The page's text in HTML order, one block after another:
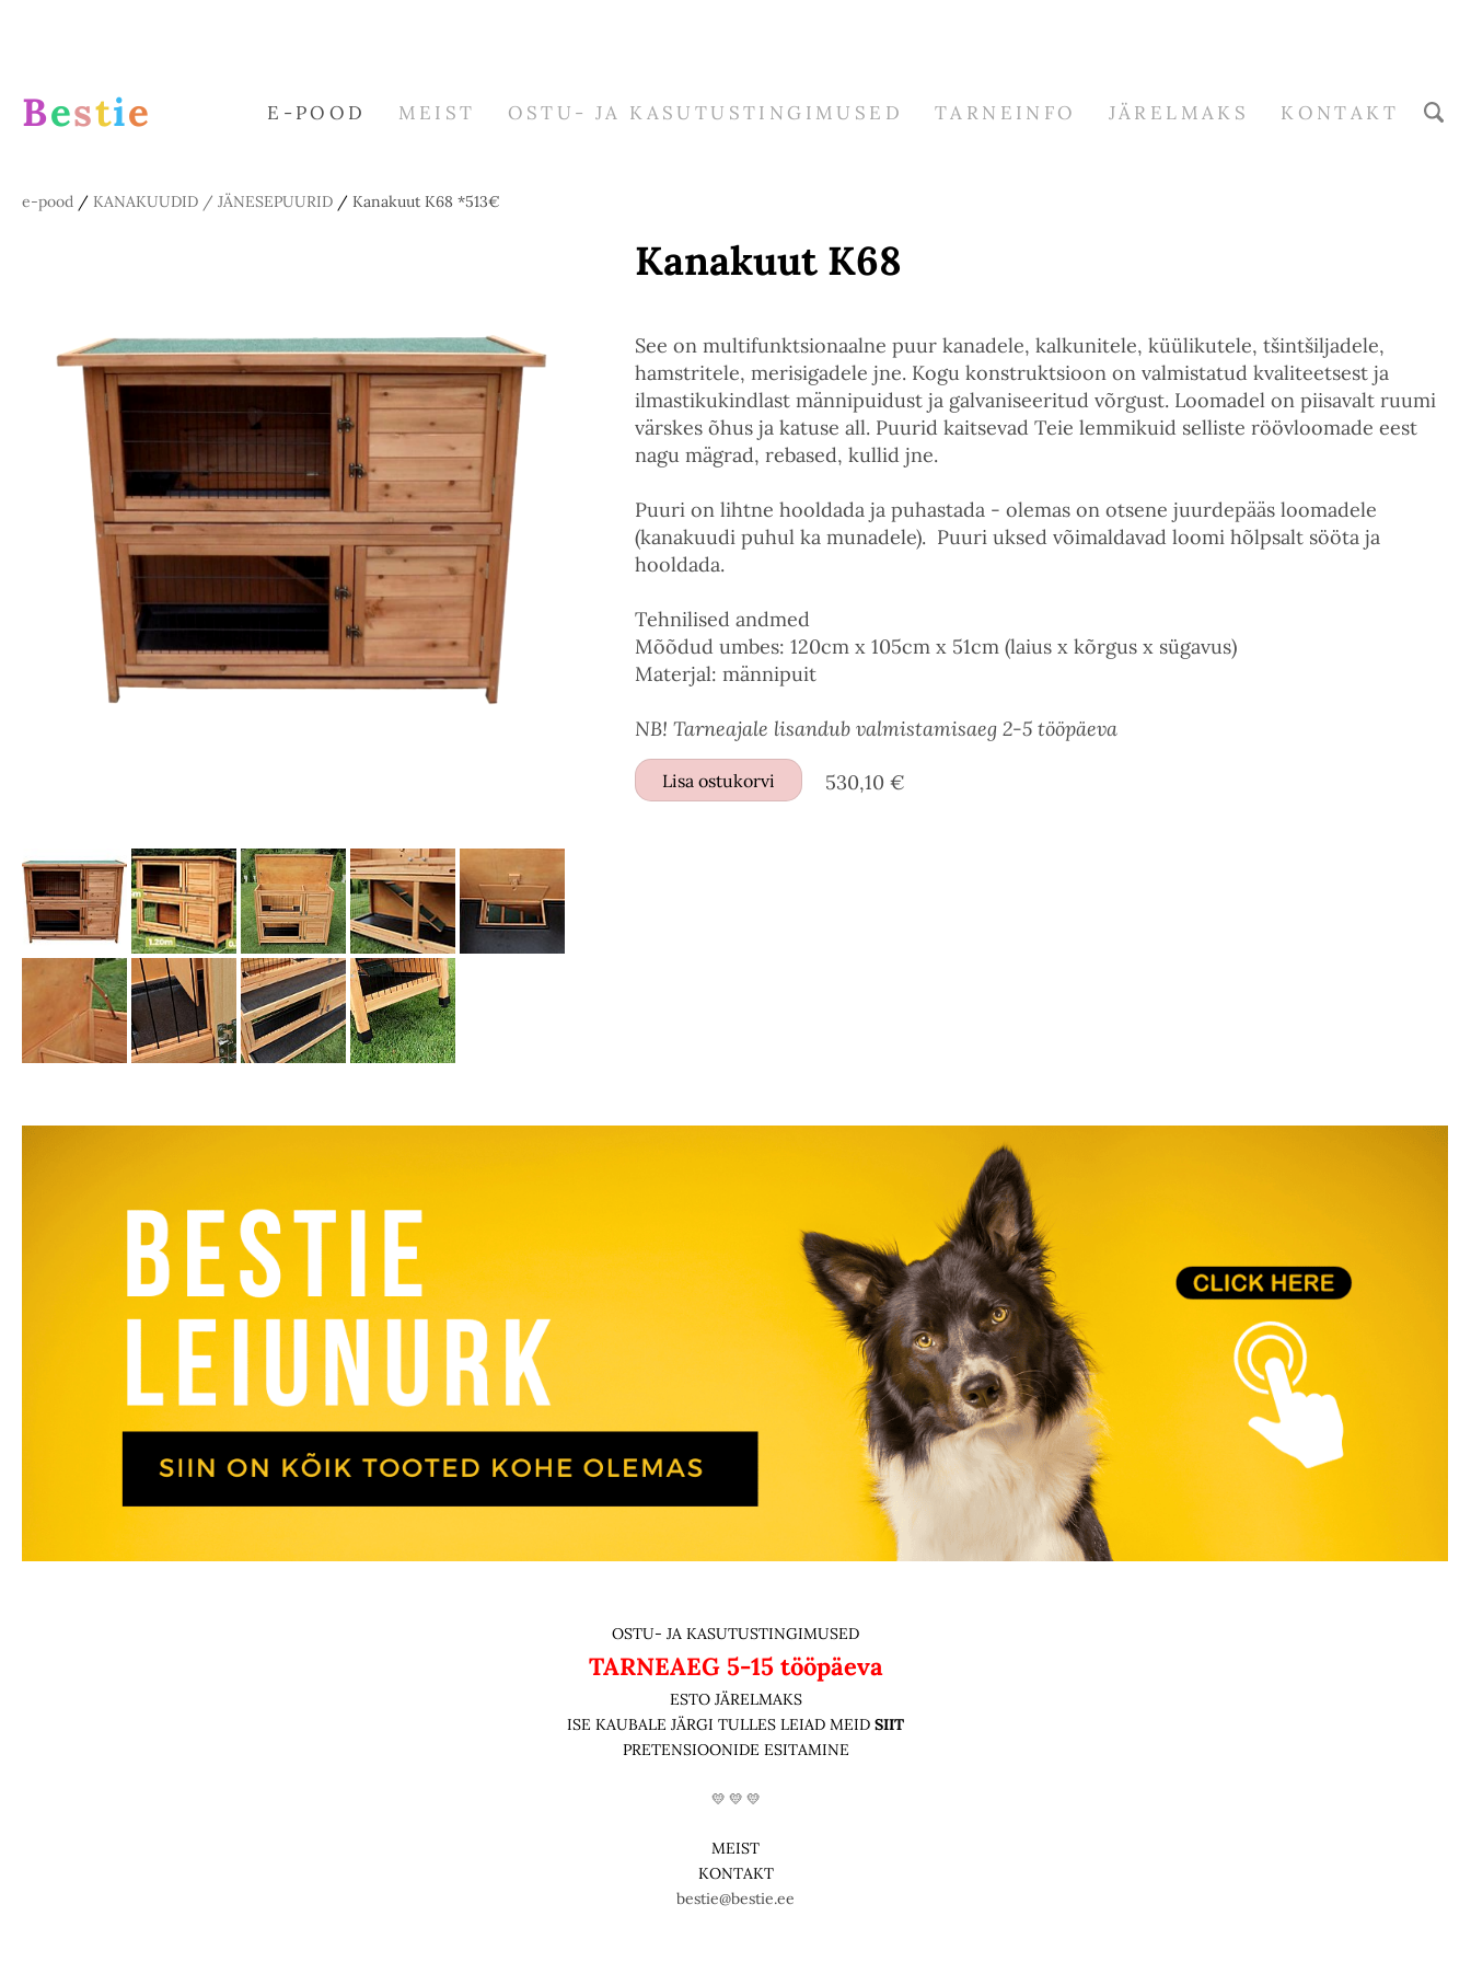
Bestie E-POOD MEIST OSTU- JA KASUTUSTINGIMUSED TARNEINFO JÄRELMAKS KONTAKT
e-pood / KANAKUUDID / JÄNESEPUURID / Kanakuut K68 *513€
Kanakuut K68
See on multifunktsionaalne puur kanadele, kalkunitele, küülikutele, tšintšiljadele,
hamstritele, merisigadele jne. Kogu konstruktsioon on valmistatud kvaliteetsest ja
ilmastikukindlast männipuidust ja galvaniseeritud võrgust. Loomadel on piisavalt ruumi
värskes õhus ja katuse all. Puurid kaitsevad Teie lemmikuid selliste röövloomade eest
nagu mägrad, rebased, kullid jne.
Puuri on lihtne hooldada ja puhastada - olemas on otsene juurdepääs loomadele
(kanakuudi puhul ka munadele). Puuri uksed võimaldavad loomi hõlpsalt sööta ja
hooldada.
Tehnilised andmed
Mõõdud umbes: 120cm x 105cm x 51cm (laius x kõrgus x sügavus)
Materjal: männipuit
NB! Tarneajale lisandub valmistamisaeg 2-5 tööpäeva
Lisa ostukorvi 530,10 €
OSTU- JA KASUTUSTINGIMUSED
TARNEAEG 5-15 tööpäeva
ESTO JÄRELMAKS
ISE KAUBALE JÄRGI TULLES LEIAD MEID SIIT
PRETENSIOONIDE ESITAMINE
💛 💛 💛
MEIST
KONTAKT
bestie@bestie.ee